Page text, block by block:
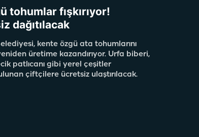
tohumlar fışkırıyor!
dağıtılacak
kente özgü ata tohumlarını
üretime kazandırıyor. Urfa biberi,
patlıcanı gibi yerel çeşitler
çiftçilere ücretsiz ulaştırılacak.